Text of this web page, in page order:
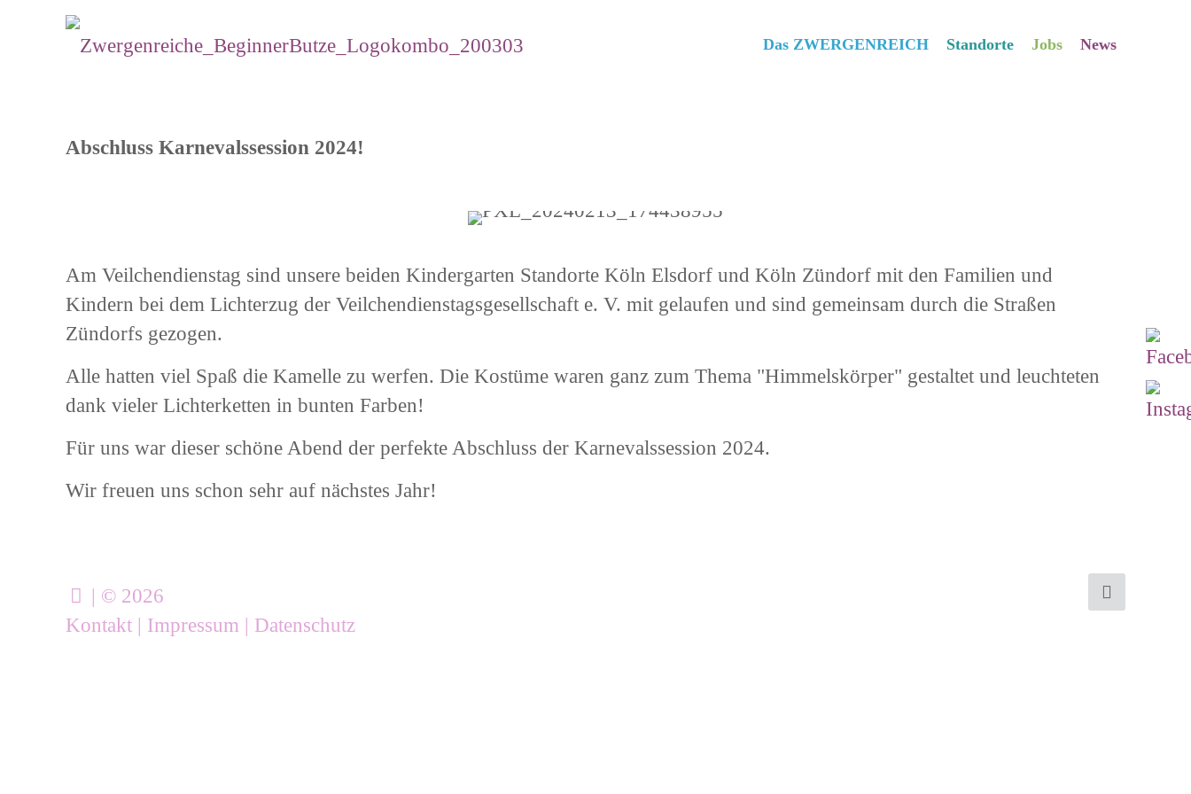
Das ZWERGENREICH Standorte Jobs News
Abschluss Karnevalssession 2024!
Am Veilchendienstag sind unsere beiden Kindergarten Standorte Köln Elsdorf und Köln Zündorf mit den Familien und
Kindern bei dem Lichterzug der Veilchendienstagsgesellschaft e. V. mit gelaufen und sind gemeinsam durch die Straßen
Zündorfs gezogen.
Alle hatten viel Spaß die Kamelle zu werfen. Die Kostüme waren ganz zum Thema "Himmelskörper" gestaltet und leuchteten
dank vieler Lichterketten in bunten Farben!
Für uns war dieser schöne Abend der perfekte Abschluss der Karnevalssession 2024.
Wir freuen uns schon sehr auf nächstes Jahr!
| © 2026
Kontakt | Impressum | Datenschutz